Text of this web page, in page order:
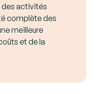
des activités
complète des
meilleure
et de la